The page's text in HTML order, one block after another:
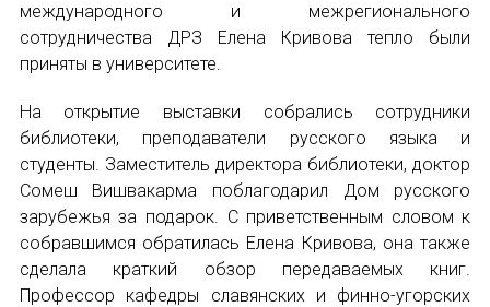
XIII КОНГРЕСС МАПРЯЛ
XV КОНГРЕСС МАПРЯЛ
XVI КОНГРЕСС МАПРЯЛ
РУССКИЙ ЯЗЫК В МИРЕ
ПРОЕКТЫ
международного и межрегионального
сотрудничества ДРЗ Елена Кривова тепло были
приняты в университете.
На открытие выставки собрались сотрудники
библиотеки, преподаватели русского языка и
студенты. Заместитель директора библиотеки, доктор
Сомеш Вишвакарма поблагодарил Дом русского
зарубежья за подарок. С приветственным словом к
собравшимся обратилась Елена Кривова, она также
сделала краткий обзор передаваемых книг.
Профессор кафедры славянских и финно-угорских